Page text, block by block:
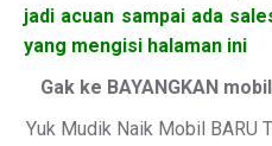
jadi acuan sampai ada
yang mengisi halaman ini
Gak ke BAYANGKAN
Yuk Mudik Naik Mobil BARU